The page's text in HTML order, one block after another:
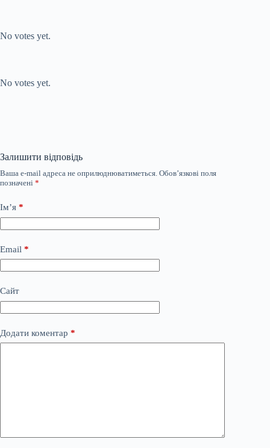
No votes yet.
No votes yet.
Залишити відповідь
Ваша e-mail адреса не оприлюднюватиметься. Обов’язкові поля
позначені *
Ім’я *
Email *
Сайт
Додати коментар *